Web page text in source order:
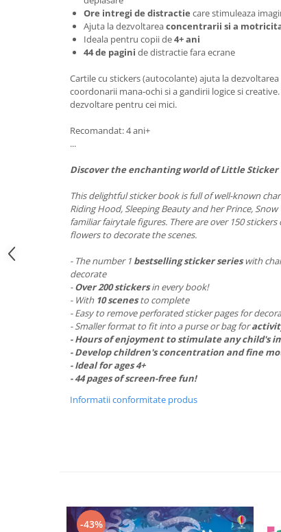
Ore intregi de distractie care stimuleaza
Ajuta la dezvoltareaconcentrarii si a
Ideala pentru copii de4+ ani
44 de pagini de distractie fara ecrane
Cartile cu stickers (autocolante) ajuta la
coordonarii mana-ochi si a gandirii logice si
dezvoltare pentru cei mici.
Recomandat: 4 ani+
...
Discover the enchanting world of Little Sticker
This delightful sticker book is full of well-known
Riding Hood, Sleeping Beauty and her Prince,
familiar fairytale figures. There are over 150
flowers to decorate the scenes.
- The number 1 bestselling sticker serieswith
decorate
-Over 200 stickersin every book!
- With 10 scenesto complete
- Easy to remove perforated sticker pages for
- Smaller format to fit into a purse or bag for
- Hours of enjoyment to stimulate any child's
- Develop children's concentration and fine
- Ideal for ages 4+
- 44 pages of screen-free fun!
Informatii conformitate produs
-43%